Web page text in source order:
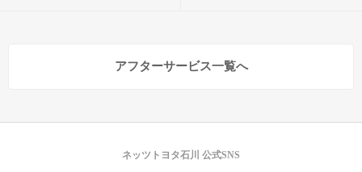
アフターサービス一覧へ
ネッツトヨタ石川 公式SNS